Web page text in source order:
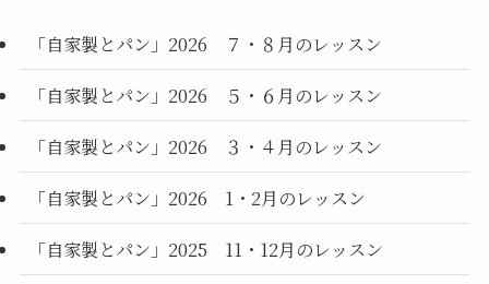
「自家製とパン」2026 ７・８月のレッスン
「自家製とパン」2026 ５・６月のレッスン
「自家製とパン」2026 ３・４月のレッスン
「自家製とパン」2026 1・2月のレッスン
「自家製とパン」2025 11・12月のレッスン